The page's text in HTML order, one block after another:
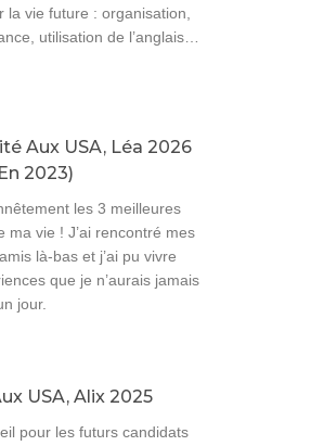
la vie future : organisation,
utilisation de l’anglais…
Aux USA, Léa 2026
2023)
les 3 meilleures
ma vie ! J’ai rencontré mes
là-bas et j’ai pu vivre
que je n’aurais jamais
jour.
USA, Alix 2025
pour les futurs candidats